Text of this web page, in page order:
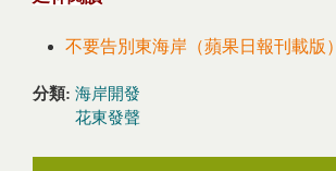
不要告別東海岸（蘋果日報刊載版）
分類: 海岸開發
花東發聲